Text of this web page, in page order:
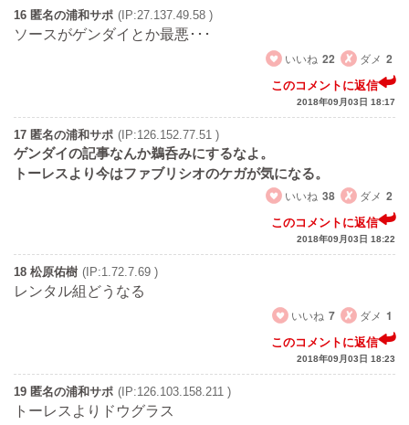
16 匿名の浦和サポ (IP:27.137.49.58 )
ソースがゲンダイとか最悪･･･
いいね 22 ダメ 2
このコメントに返信
2018年09月03日 18:17
17 匿名の浦和サポ (IP:126.152.77.51 )
ゲンダイの記事なんか鵜呑みにするなよ。
トーレスより今はファブリシオのケガが気になる。
いいね 38 ダメ 2
このコメントに返信
2018年09月03日 18:22
18 松原佑樹 (IP:1.72.7.69 )
レンタル組どうなる
いいね 7 ダメ 1
このコメントに返信
2018年09月03日 18:23
19 匿名の浦和サポ (IP:126.103.158.211 )
トーレスよりドウグラス